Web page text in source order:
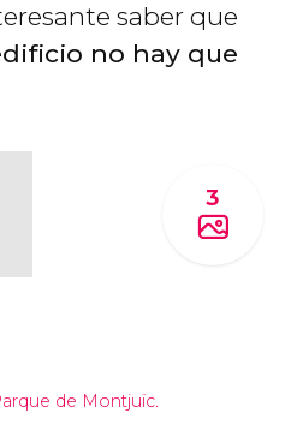
saber que
no hay que
3
de Montjuïc.